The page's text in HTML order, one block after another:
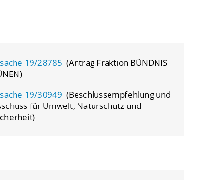
19/28785 (Antrag Fraktion BÜNDNIS
19/30949 (Beschlussempfehlung und
für Umwelt, Naturschutz und